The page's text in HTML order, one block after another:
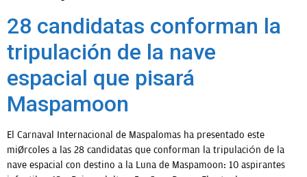
28 candidatas conforman la
tripulación de la nave
espacial que pisará
Maspamoon
El Carnaval Internacional de Maspalomas ha presentado este
miércoles a las 28 candidatas que conforman la tripulación de la
nave espacial con destino a la Luna de Maspamoon: 10 aspirantes